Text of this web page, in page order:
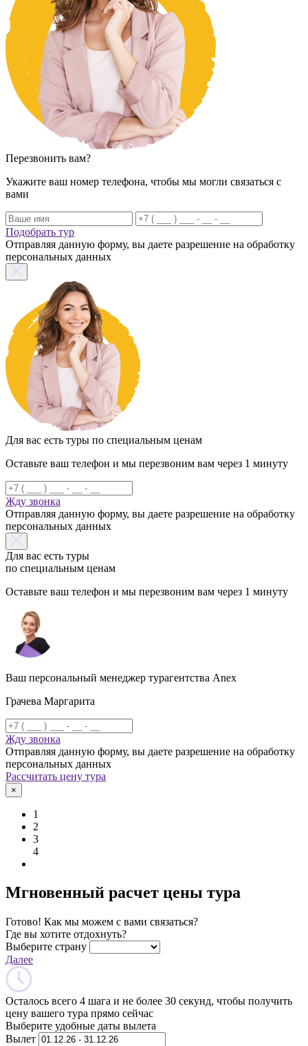
Перезвонить вам?
Укажите ваш номер телефона, чтобы мы могли связаться с
вами
Подобрать тур
Отправляя данную форму, вы даете разрешение на обработку
персональных данных
Для вас есть туры по специальным ценам
Оставьте ваш телефон и мы перезвоним вам через 1 минуту
Жду звонка
Отправляя данную форму, вы даете разрешение на обработку
персональных данных
Для вас есть туры
по специальным ценам
Оставьте ваш телефон и мы перезвоним вам через 1 минуту
Ваш персональный менеджер турагентства Anex
Грачева Маргарита
Жду звонка
Отправляя данную форму, вы даете разрешение на обработку
персональных данных
Рассчитать цену тура
×
1
2
3
4
Мгновенный расчет цены тура
Готово! Как мы можем с вами связаться?
Где вы хотите отдохнуть?
Выберите страну
Далее
Осталось всего 4 шага и не более 30 секунд, чтобы получить
цену вашего тура прямо сейчас
Выберите удобные даты вылета
Вылет